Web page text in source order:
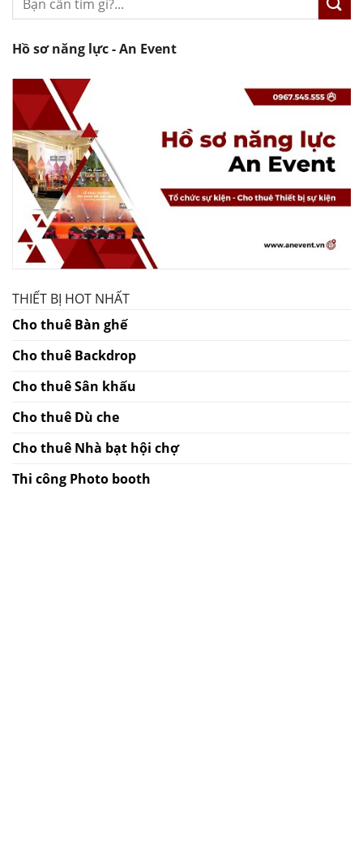
Hồ sơ năng lực - An Event
THIẾT BỊ HOT NHẤT
Cho thuê Bàn ghế
Cho thuê Backdrop
Cho thuê Sân khấu
Cho thuê Dù che
Cho thuê Nhà bạt hội chợ
Thi công Photo booth